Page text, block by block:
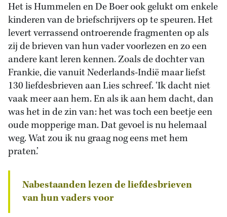
Het is Hummelen en De Boer ook gelukt om enkele
kinderen van de briefschrijvers op te speuren. Het
levert verrassend ontroerende fragmenten op als
zij de brieven van hun vader voorlezen en zo een
andere kant leren kennen. Zoals de dochter van
Frankie, die vanuit Nederlands-Indië maar liefst
130 liefdesbrieven aan Lies schreef. ‘Ik dacht niet
vaak meer aan hem. En als ik aan hem dacht, dan
was het in de zin van: het was toch een beetje een
oude mopperige man. Dat gevoel is nu helemaal
weg. Wat zou ik nu graag nog eens met hem
praten.’
Nabestaanden lezen de liefdesbrieven
van hun vaders voor